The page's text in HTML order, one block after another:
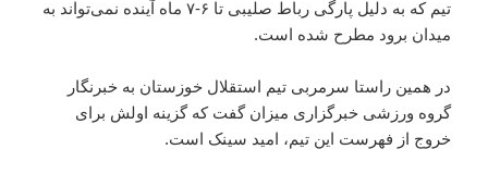
تیم که به دلیل پارگی رباط صلیبی تا ۶-۷ ماه آینده نمی‌تواند به
میدان برود مطرح شده است.
در همین راستا سرمربی تیم استقلال خوزستان به خبرنگار
گروه ورزشی خبرگزاری میزان گفت که گزینه اولش برای
خروج از فهرست این تیم، امید سینک است.